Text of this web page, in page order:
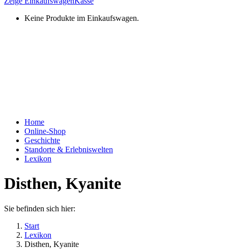
Keine Produkte im Einkaufswagen.
Home
Online-Shop
Geschichte
Standorte & Erlebniswelten
Lexikon
Disthen, Kyanite
Sie befinden sich hier:
Start
Lexikon
Disthen, Kyanite